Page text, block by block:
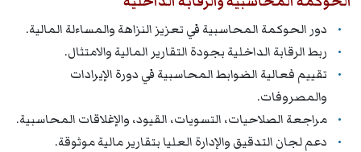
دور الحوكمة المحاسبية في تعزيز النزاهة والمساءلة المالية.
ربط الرقابة الداخلية بجودة التقارير المالية والامتثال.
تقييم فعالية الضوابط المحاسبية في دورة الإيرادات
والمصروفات.
مراجعة الصلاحيات، التسويات، القيود، والإغلاقات المحاسبية.
دعم لجان التدقيق والإدارة العليا بتقارير مالية موثوقة.